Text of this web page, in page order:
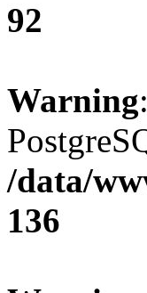
92
Warning
/data/
136